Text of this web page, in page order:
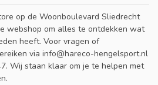
op de Woonboulevard Sliedrecht
webshop om alles te ontdekken wat
heeft. Voor vragen of
via info@hareco-hengelsport.nl
Wij staan klaar om je te helpen met